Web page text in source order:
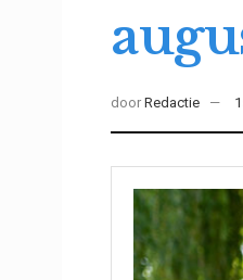
door Redactie